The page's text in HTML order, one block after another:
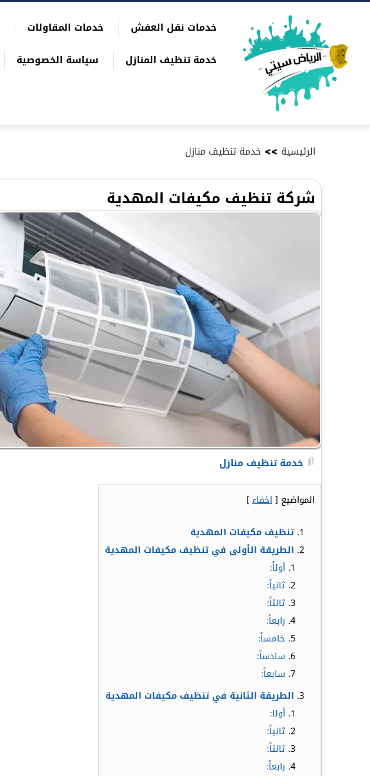
المحتوى
خدمات نقل العفش خدمات المقاولات
خدمة تنظيف المنازل
سياسة الخصوصية
الرئيسية >> خدمة تنظيف منازل
شركة تنظيف مكيفات المهدية
خدمة تنظيف منازل
المواضيع [اخفاء]
تنظيف مكيفات المهدية
الطريقة الأولى في تنظيف مكيفات المهدية
أولاً:
ثانياً:
ثالثاً:
رابعاً:
خامساً:
سادساً:
سابعاً:
الطريقة الثانية في تنظيف مكيفات المهدية
أولا:
ثانياً:
ثالثاً:
رابعاً: